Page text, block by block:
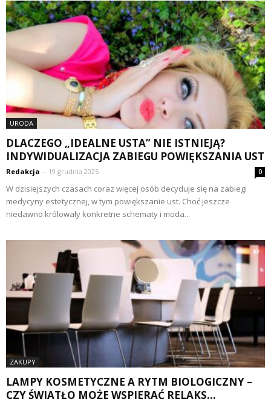
URODA
DLACZEGO „IDEALNE USTA” NIE ISTNIEJĄ?
INDYWIDUALIZACJA ZABIEGU POWIĘKSZANIA UST
Redakcja - 19 grudnia 2025 0
W dzisiejszych czasach coraz więcej osób decyduje się na zabiegi
medycyny estetycznej, w tym powiększanie ust. Choć jeszcze
niedawno królowały konkretne schematy i moda...
ZAKUPY
LAMPY KOSMETYCZNE A RYTM BIOLOGICZNY –
CZY ŚWIATŁO MOŻE WSPIERAĆ RELAKS...